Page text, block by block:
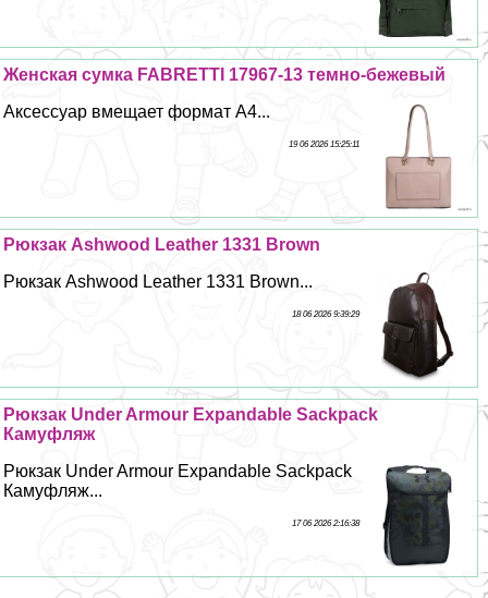
Женская сумка FABRETTI 17967-13 темно-бежевый
Аксессуар вмещает формат А4...
19 06 2026 15:25:11
Рюкзак Ashwood Leather 1331 Brown
Рюкзак Ashwood Leather 1331 Brown...
18 06 2026 9:39:29
Рюкзак Under Armour Expandable Sackpack
Камуфляж
Рюкзак Under Armour Expandable Sackpack
Камуфляж...
17 06 2026 2:16:38